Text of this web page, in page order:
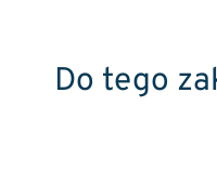
Do tego